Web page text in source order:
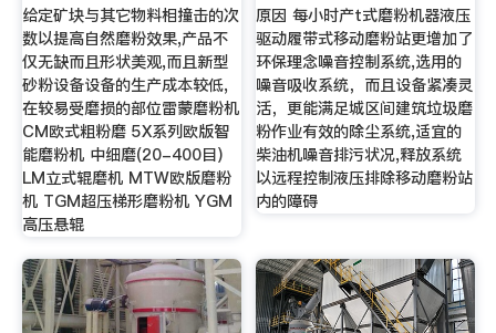
给定矿块与其它物料相撞击的次
数以提高自然磨粉效果,产品不
仅无缺而且形状美观,而且新型
砂粉设备设备的生产成本较低,
在较易受磨损的部位雷蒙磨粉机
CM欧式粗粉磨 5X系列欧版智
能磨粉机 中细磨(20-400目)
LM立式辊磨机 MTW欧版磨粉
机 TGM超压梯形磨粉机 YGM
高压悬辊
原因 每小时产t式磨粉机器液压
驱动履带式移动磨粉站更增加了
环保理念噪音控制系统,选用的
噪音吸收系统，而且设备紧凑灵
活，更能满足城区间建筑垃圾磨
粉作业有效的除尘系统,适宜的
柴油机噪音排污状况,释放系统
以远程控制液压排除移动磨粉站
内的障碍